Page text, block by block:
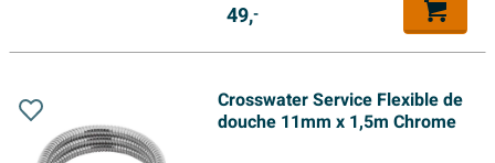
49,-
Crosswater Service Flexible de
douche 11mm x 1,5m Chrome